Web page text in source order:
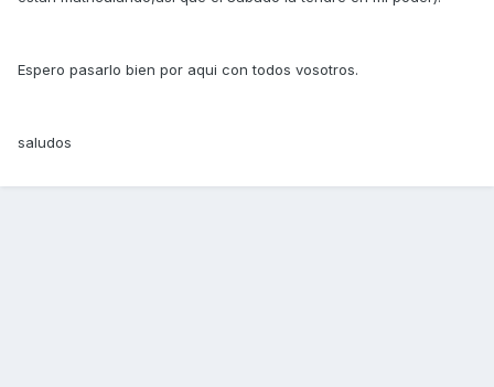
Espero pasarlo bien por aqui con todos vosotros.
saludos